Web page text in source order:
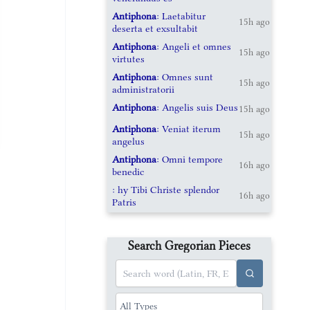
Antiphona: Laetabitur
deserta et exsultabit
15h ago
Antiphona: Angeli et omnes
virtutes
15h ago
Antiphona: Omnes sunt
administratorii
15h ago
Antiphona: Angelis suis Deus 15h ago
Antiphona: Veniat iterum
angelus
15h ago
Antiphona: Omni tempore
benedic
16h ago
: hy Tibi Christe splendor
Patris
16h ago
Search Gregorian Pieces